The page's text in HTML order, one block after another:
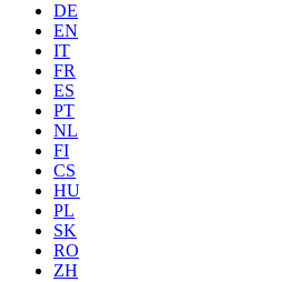
DE
EN
IT
FR
ES
PT
NL
FI
CS
HU
PL
SK
RO
ZH